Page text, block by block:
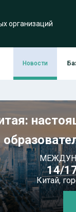
организаций
Новости
14/
Китай,